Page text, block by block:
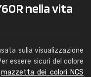
nella vita
sulla visualizzazione
essere sicuri del colore
mazzetta dei colori NCS